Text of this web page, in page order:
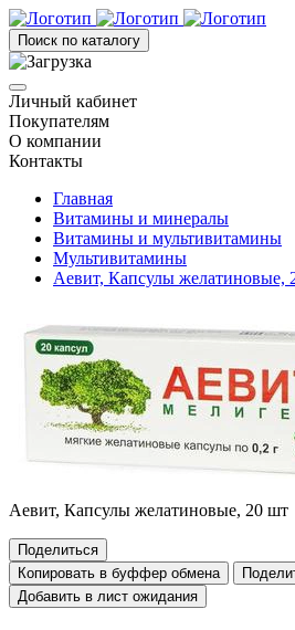
Поиск по каталогу
Личный кабинет
Покупателям
О компании
Контакты
Главная
Витамины и минералы
Витамины и мультивитамины
Мультивитамины
Аевит, Капсулы желатиновые,
Аевит, Капсулы желатиновые, 20 шт
Поделиться
Копировать в буффер обмена
Добавить в лист ожидания